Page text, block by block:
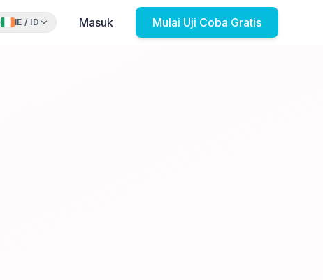
IE / ID Masuk Mulai Uji Coba Gratis